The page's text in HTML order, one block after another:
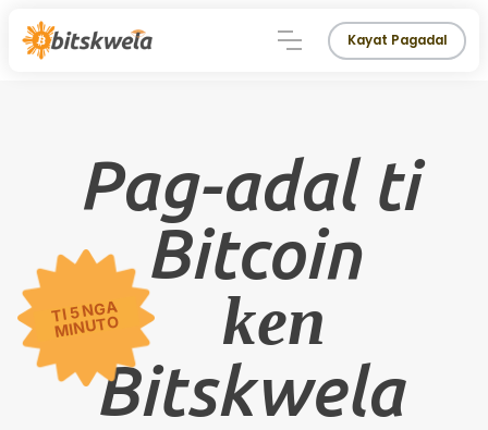
Kayat Pagadal
Pag-adal ti
Bitcoin
ken
TI 5 NGA
MINUTO
🍕
Bitskwela